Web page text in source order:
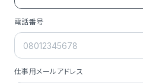
電話番号
仕事用メールアドレス